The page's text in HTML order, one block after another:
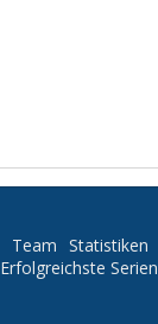
Statistiken
Team
Erfolgreichste Serien